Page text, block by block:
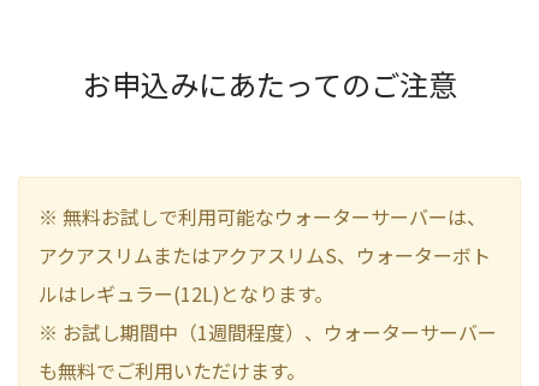
お申込みにあたってのご注意
※ 無料お試しで利用可能なウォーターサーバーは、
アクアスリムまたはアクアスリムS、ウォーターボト
ルはレギュラー(12L)となります。
※ お試し期間中（1週間程度）、ウォーターサーバー
も無料でご利用いただけます。